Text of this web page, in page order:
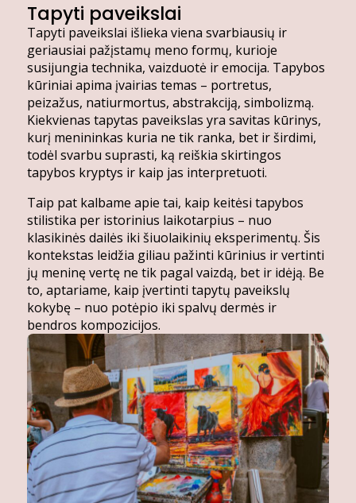
Tapyti paveikslai
Tapyti paveikslai išlieka viena svarbiausių ir
geriausiai pažįstamų meno formų, kurioje
susijungia technika, vaizduotė ir emocija. Tapybos
kūriniai apima įvairias temas – portretus,
peizažus, natiurmortus, abstrakciją, simbolizmą.
Kiekvienas tapytas paveikslas yra savitas kūrinys,
kurį menininkas kuria ne tik ranka, bet ir širdimi,
todėl svarbu suprasti, ką reiškia skirtingos
tapybos kryptys ir kaip jas interpretuoti.
Taip pat kalbame apie tai, kaip keitėsi tapybos
stilistika per istorinius laikotarpius – nuo
klasikinės dailės iki šiuolaikinių eksperimentų. Šis
kontekstas leidžia giliau pažinti kūrinius ir vertinti
jų meninę vertę ne tik pagal vaizdą, bet ir idėją. Be
to, aptariame, kaip įvertinti tapytų paveikslų
kokybę – nuo potėpio iki spalvų dermės ir
bendros kompozicijos.